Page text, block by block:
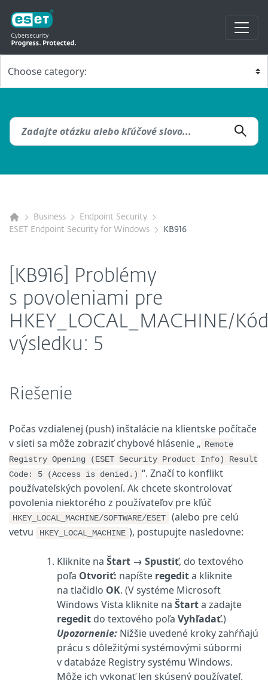
Business
Endpoint Security
ESET Endpoint Security for Windows
KB916
[KB916] Problémy
s povoleniami pre
HKEY_LOCAL_MACHINE/Kód
výsledku: 5
Riešenie
Počas vzdialenej (push) inštalácie na klientske počítače
v sieti sa môže zobraziť chybové hlásenie „ Remote
Registry Opening (ESET Security Product Info) Result
Code: 5 (Access is denied.) “. Značí to konflikt
používateľských povolení. Ak chcete skontrolovať
povolenia niektorého z používateľov pre kľúč
HKEY_LOCAL_MACHINE/SOFTWARE/ESET
(alebo pre celú
vetvu
HKEY_LOCAL_MACHINE ), postupujte nasledovne:
Kliknite na Štart → Spustiť, do textového
poľa Otvoriť: napíšte regedita kliknite
na tlačidlo OK. (V systéme Microsoft
Windows Vista kliknite na Štarta zadajte
regedit do textového poľa Vyhľadať.)
Upozornenie: Nižšie uvedené kroky zahŕňajú
prácu s dôležitými systémovými súbormi
v databáze Registry systému Windows.
Môže ich vykonať len skúsený používateľ.